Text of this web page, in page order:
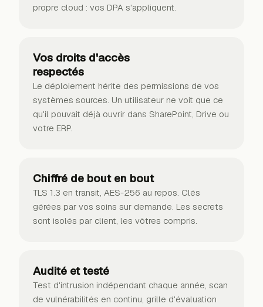
propre cloud : vos DPA s'appliquent.
Vos droits d'accès
respectés
Le déploiement hérite des permissions de vos
systèmes sources. Un utilisateur ne voit que ce
qu'il pouvait déjà ouvrir dans SharePoint, Drive ou
votre ERP.
Chiffré de bout en bout
TLS 1.3 en transit, AES-256 au repos. Clés
gérées par vos soins sur demande. Les secrets
sont isolés par client, les vôtres compris.
Audité et testé
Test d'intrusion indépendant chaque année, scan
de vulnérabilités en continu, grille d'évaluation